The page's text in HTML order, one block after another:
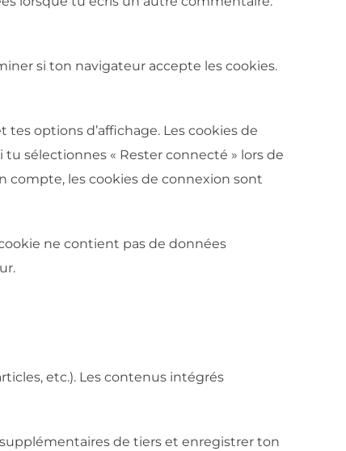
si ton navigateur accepte les cookies.
options d’affichage. Les cookies de
sélectionnes « Rester connecté » lors de
les cookies de connexion sont
ne contient pas de données
etc.). Les contenus intégrés
de tiers et enregistrer ton